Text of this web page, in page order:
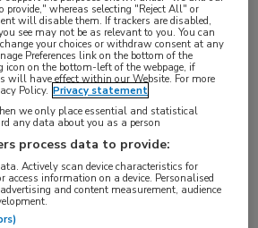
MedNet over seksualiteit en
praktijk.
naar aanleiding van het
en intimiteit in de
vrijdag werd gehouden in
250 artsen mee aan het
vreemd, stelt Nina Bouw van
provide," whereas selecting "Reject All" or
will disable them. If trackers are disabled,
see may not be as relevant to you. You can
your choices or withdraw consent at any
Preferences link on the bottom of the
icon on the bottom-left of the webpage, if
will have effect within our Website. For more
Policy. Privacy statement
we only place essential and statistical
any data about you as a person
process data to provide:
Actively scan device characteristics for
access information on a device. Personalised
and content measurement, audience